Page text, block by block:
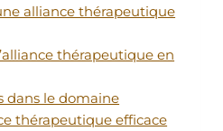
alliance thérapeutique
thérapeutique en
dans le domaine
thérapeutique efficace